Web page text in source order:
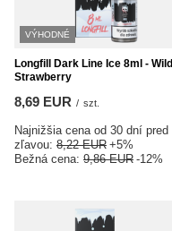
VÝHODNÉ
Longfill Dark Line Ice 8ml - Wild
Strawberry
8,69 EUR / szt.
Najnižšia cena od 30 dní pred
zľavou: 8,22 EUR +5%
Bežná cena: 9,86 EUR -12%